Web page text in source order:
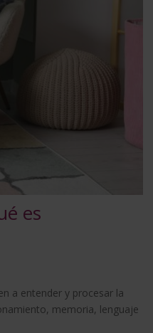
es
a entender y procesar la
memoria, lenguaje